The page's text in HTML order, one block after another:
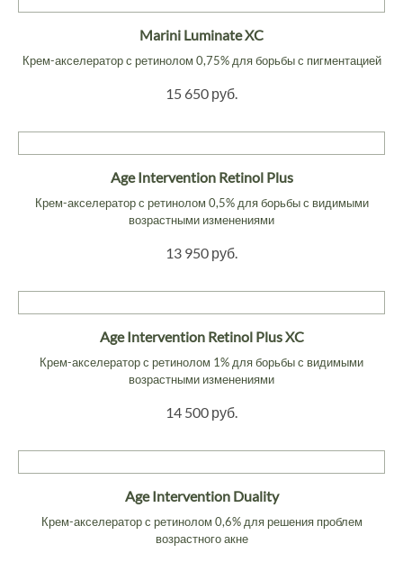
Marini Luminate XC
Крем-акселератор с ретинолом 0,75% для борьбы с пигментацией
15 650 руб.
Age Intervention Retinol Plus
Крем-акселератор с ретинолом 0,5% для борьбы с видимыми
возрастными изменениями
13 950 руб.
Age Intervention Retinol Plus XC
Крем-акселератор с ретинолом 1% для борьбы с видимыми
возрастными изменениями
14 500 руб.
Age Intervention Duality
Крем-акселератор с ретинолом 0,6% для решения проблем
возрастного акне